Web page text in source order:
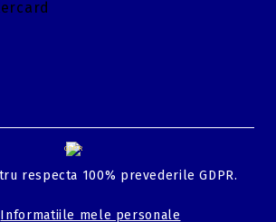
GDPR
respecta 100% prevederile GDPR.
Informatiile mele personale